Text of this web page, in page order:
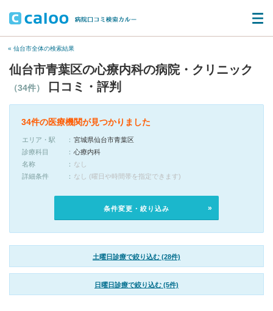
« 仙台市全体の検索結果
仙台市青葉区の心療内科の病院・クリニック
（34件） 口コミ・評判
34件の医療機関が見つかりました
エリア・駅
宮城県仙台市青葉区
診療科目
心療内科
名称
なし
詳細条件
なし (曜日や時間帯を指定できます)
条件変更・絞り込み
土曜日診療で絞り込む (28件)
日曜日診療で絞り込む (5件)